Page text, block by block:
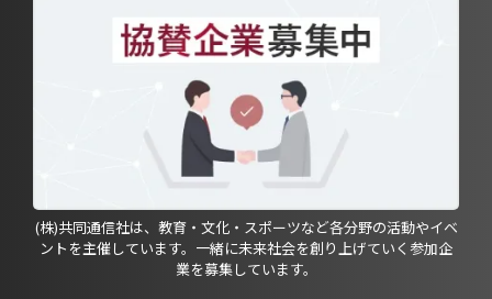
(株)共同通信社は、教育・文化・スポーツなど各分野の活動やイベ
ントを主催しています。一緒に未来社会を創り上げていく参加企
業を募集しています。